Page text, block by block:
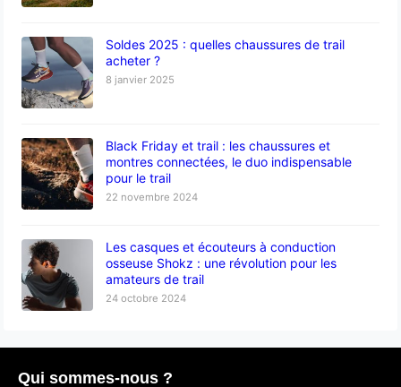
Soldes 2025 : quelles chaussures de trail
acheter ?
8 janvier 2025
Black Friday et trail : les chaussures et
montres connectées, le duo indispensable
pour le trail
22 novembre 2024
Les casques et écouteurs à conduction
osseuse Shokz : une révolution pour les
amateurs de trail
24 octobre 2024
Qui sommes-nous ?